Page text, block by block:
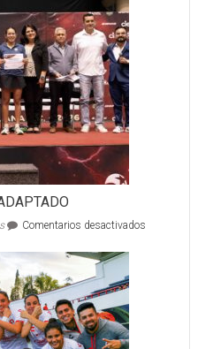
Comentarios desactivadosen